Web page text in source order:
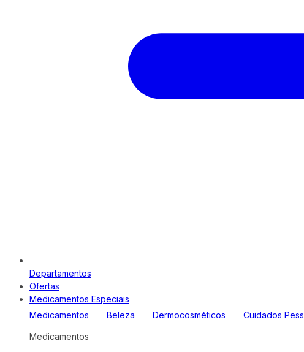
Departamentos
Ofertas
Medicamentos Especiais
Medicamentos
Beleza Dermocosméticos Cuidados
Medicamentos